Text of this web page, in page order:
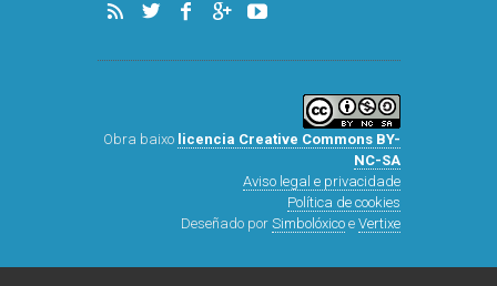
Obra baixo licencia Creative Commons BY-
NC-SA
Aviso legal e privacidade
Política de cookies
Deseñado por Simbolóxicoe Vertixe